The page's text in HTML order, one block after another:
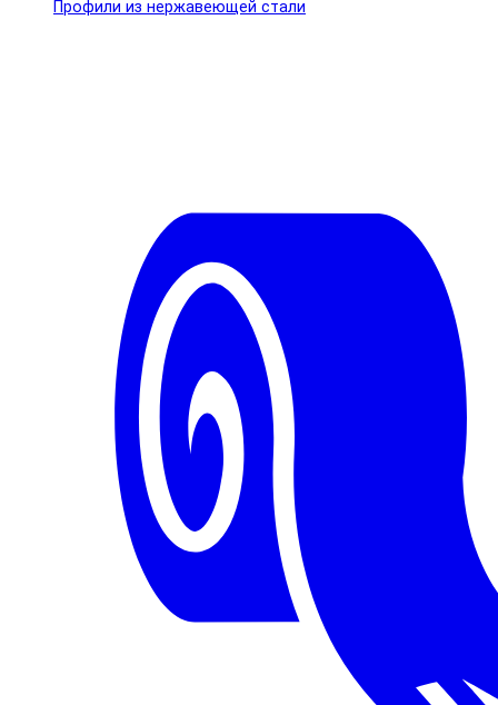
Профили из нержавеющей стали